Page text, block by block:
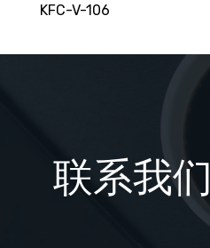
KFC-V-106
联系我们